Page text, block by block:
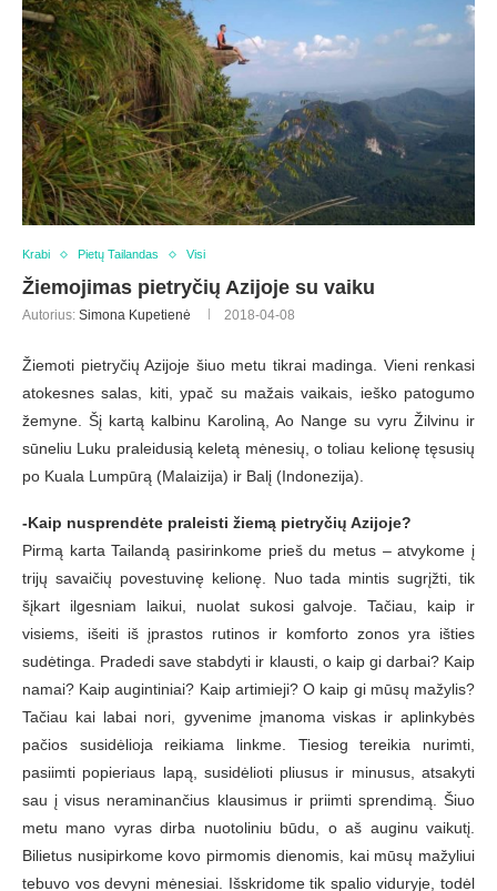
Krabi Pietų Tailandas Visi
Žiemojimas pietryčių Azijoje su vaiku
Autorius: Simona Kupetienė 2018-04-08
Žiemoti pietryčių Azijoje šiuo metu tikrai madinga. Vieni renkasi
atokesnes salas, kiti, ypač su mažais vaikais, ieško patogumo
žemyne. Šį kartą kalbinu Karoliną, Ao Nange su vyru Žilvinu ir
sūneliu Luku praleidusią keletą mėnesių, o toliau kelionę tęsusių
po Kuala Lumpūrą (Malaizija) ir Balį (Indonezija).
-Kaip nusprendėte praleisti žiemą pietryčių Azijoje?
Pirmą karta Tailandą pasirinkome prieš du metus – atvykome į
trijų savaičių povestuvinę kelionę. Nuo tada mintis sugrįžti, tik
šįkart ilgesniam laikui, nuolat sukosi galvoje. Tačiau, kaip ir
visiems, išeiti iš įprastos rutinos ir komforto zonos yra išties
sudėtinga. Pradedi save stabdyti ir klausti, o kaip gi darbai? Kaip
namai? Kaip augintiniai? Kaip artimieji? O kaip gi mūsų mažylis?
Tačiau kai labai nori, gyvenime įmanoma viskas ir aplinkybės
pačios susidėlioja reikiama linkme. Tiesiog tereikia nurimti,
pasiimti popieriaus lapą, susidėlioti pliusus ir minusus, atsakyti
sau į visus neraminančius klausimus ir priimti sprendimą. Šiuo
metu mano vyras dirba nuotoliniu būdu, o aš auginu vaikutį.
Bilietus nusipirkome kovo pirmomis dienomis, kai mūsų mažyliui
tebuvo vos devyni mėnesiai. Išskridome tik spalio viduryje, todėl